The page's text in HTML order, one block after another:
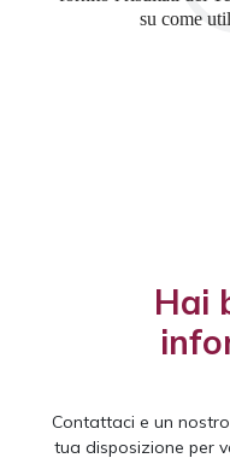
Hai
Contattaci e un
tua disposizione per